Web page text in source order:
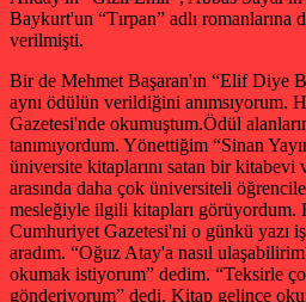
Baykurt'un “Tırpan” adlı romanlarına
verilmişti.
Bir de Mehmet Başaran'ın “Elif Diye
aynı ödülün verildiğini anımsıyorum.
Gazetesi'nde okumuştum.Ödül
tanımıyordum. Yönettiğim “Sinan
üniversite kitaplarını satan bir kitabevi
arasında daha çok üniversiteli
mesleğiyle ilgili kitapları görüyordum.
Cumhuriyet Gazetesi'ni o günkü yazı
aradım. “Oğuz Atay'a nasıl
okumak istiyorum” dedim. “Teksirle
gönderiyorum” dedi. Kitap gelince